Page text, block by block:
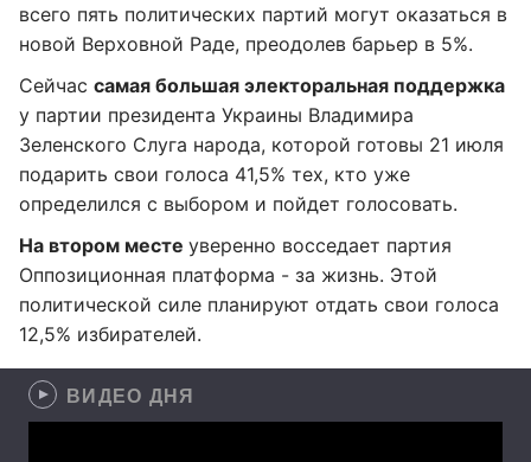
всего пять политических партий могут оказаться в
новой Верховной Раде, преодолев барьер в 5%.
Сейчас самая большая электоральная поддержка
у партии президента Украины Владимира
Зеленского Слуга народа, которой готовы 21 июля
подарить свои голоса 41,5% тех, кто уже
определился с выбором и пойдет голосовать.
На втором месте уверенно восседает партия
Оппозиционная платформа - за жизнь. Этой
политической силе планируют отдать свои голоса
12,5% избирателей.
ВИДЕО ДНЯ